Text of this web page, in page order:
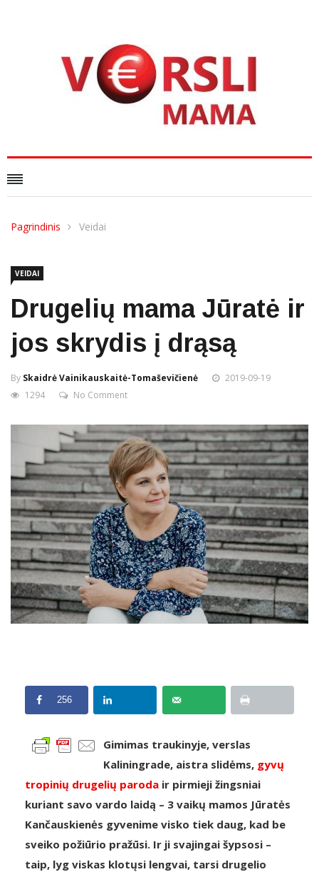
Pagrindinis Veidai
VEIDAI
Drugelių mama Jūratė ir
jos skrydis į drąsą
By Skaidrė Vainikauskaitė-Tomaševičienė
2019-09-19
1294
No Comment
256
Gimimas traukinyje, verslas
Kaliningrade, aistra slidėms, gyvų
tropinių drugelių paroda ir pirmieji žingsniai
kuriant savo vardo laidą – 3 vaikų mamos Jūratės
Kančauskienės gyvenime visko tiek daug, kad be
sveiko požiūrio pražūsi. Ir ji svajingai šypsosi –
taip, lyg viskas klotųsi lengvai, tarsi drugelio